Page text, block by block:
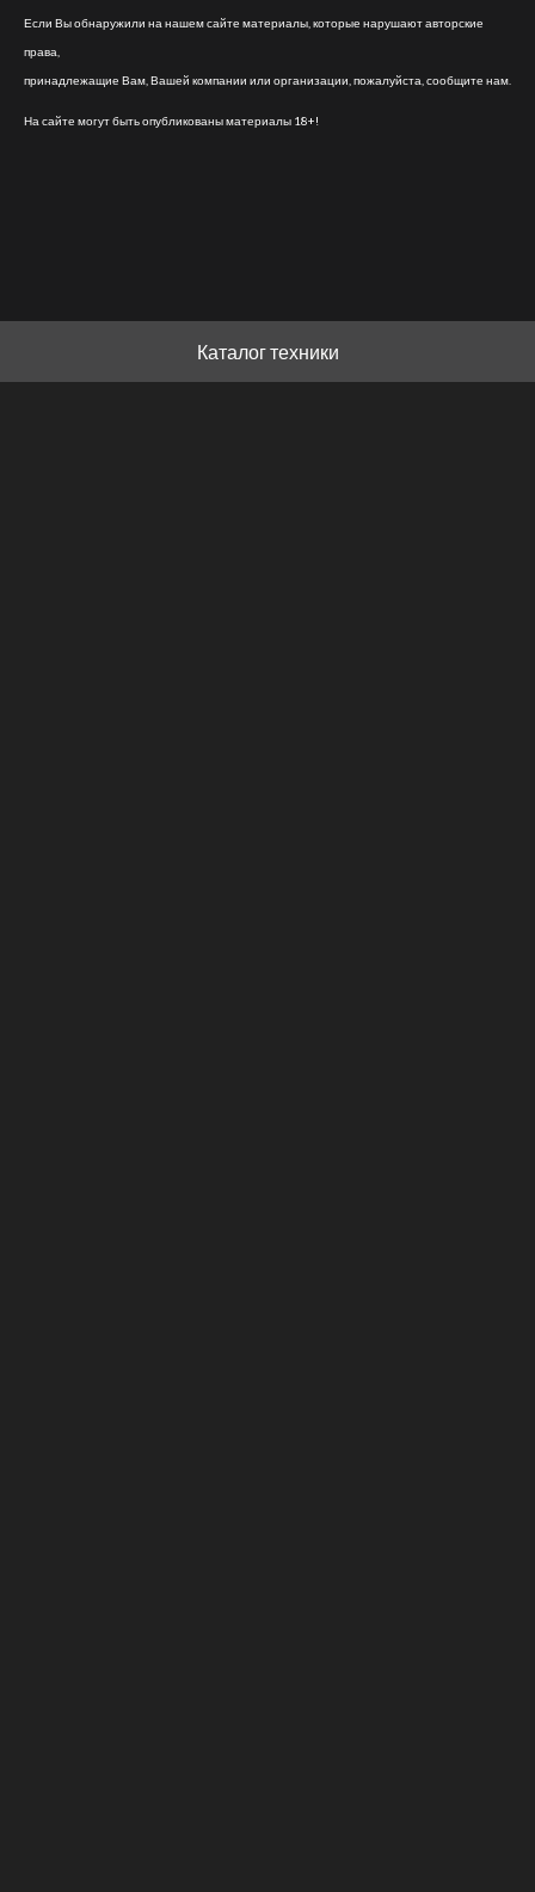
Если Вы обнаружили на нашем сайте материалы, которые нарушают авторские
права,
принадлежащие Вам, Вашей компании или организации, пожалуйста, сообщите нам.
На сайте могут быть опубликованы материалы 18+!
Каталог техники